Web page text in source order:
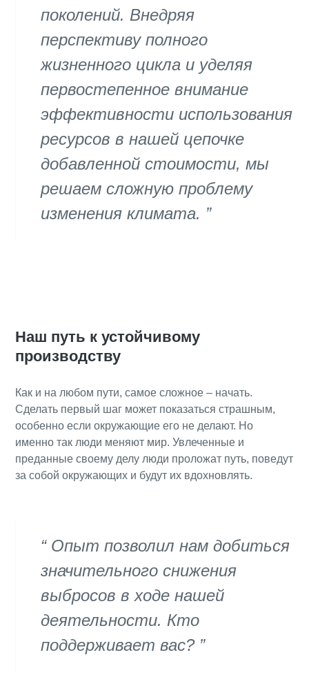
поколений. Внедряя
перспективу полного
жизненного цикла и уделяя
первостепенное внимание
эффективности использования
ресурсов в нашей цепочке
добавленной стоимости, мы
решаем сложную проблему
изменения климата.
Наш путь к устойчивому
производству
Как и на любом пути, самое сложное – начать.
Сделать первый шаг может показаться страшным,
особенно если окружающие его не делают. Но
именно так люди меняют мир. Увлеченные и
преданные своему делу люди проложат путь, поведут
за собой окружающих и будут их вдохновлять.
Опыт позволил нам добиться
значительного снижения
выбросов в ходе нашей
деятельности. Кто
поддерживает вас?